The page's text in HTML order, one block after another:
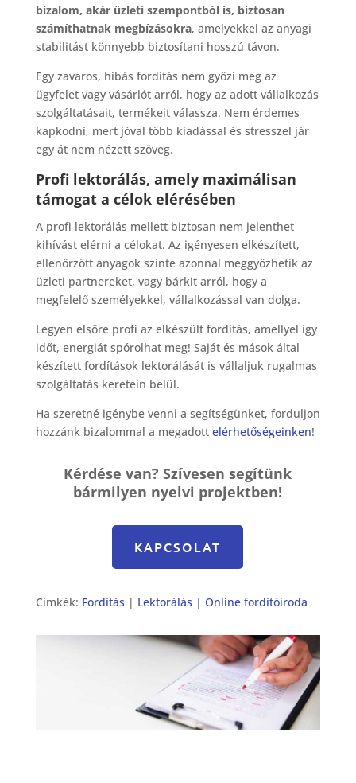
bizalom, akár üzleti szempontból is, biztosan
számíthatnak megbízásokra, amelyekkel az anyagi
stabilitást könnyebb biztosítani hosszú távon.
Egy zavaros, hibás fordítás nem győzi meg az
ügyfelet vagy vásárlót arról, hogy az adott vállalkozás
szolgáltatásait, termékeit válassza. Nem érdemes
kapkodni, mert jóval több kiadással és stresszel jár
egy át nem nézett szöveg.
Profi lektorálás, amely maximálisan
támogat a célok elérésében
A profi lektorálás mellett biztosan nem jelenthet
kihívást elérni a célokat. Az igényesen elkészített,
ellenőrzött anyagok szinte azonnal meggyőzhetik az
üzleti partnereket, vagy bárkit arról, hogy a
megfelelő személyekkel, vállalkozással van dolga.
Legyen elsőre profi az elkészült fordítás, amellyel így
időt, energiát spórolhat meg! Saját és mások által
készített fordítások lektorálását is vállaljuk rugalmas
szolgáltatás keretein belül.
Ha szeretné igénybe venni a segítségünket, forduljon
hozzánk bizalommal a megadott elérhetőségeinken!
Kérdése van? Szívesen segítünk
bármilyen nyelvi projektben!
KAPCSOLAT
Címkék: Fordítás | Lektorálás | Online fordítóiroda